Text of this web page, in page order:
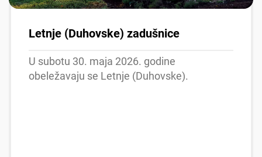
Letnje (Duhovske) zadušnice
U subotu 30. maja 2026. godine
obeležavaju se Letnje (Duhovske).